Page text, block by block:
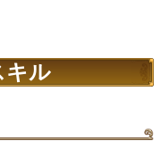
キル